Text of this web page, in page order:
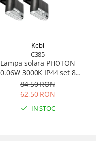
Kobi
C385
Lampa solara PHOTON
0.06W 3000K IP44 set 8
bucati
84,50 RON
62,50 RON
IN STOC